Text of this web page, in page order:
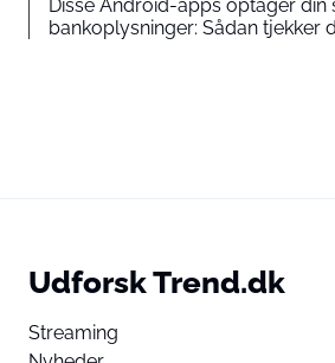
Disse Android-apps optager
bankoplysninger: Sådan tjekker
Udforsk Trend.dk
Streaming